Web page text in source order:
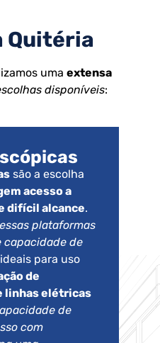
Quitéria
uma extensa
disponíveis:
são a escolha
acesso a
difícil alcance.
plataformas
capacidade de
para uso
de
linhas elétricas
de
com